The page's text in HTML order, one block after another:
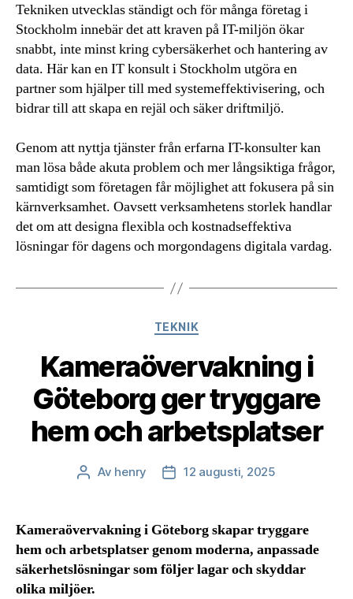
Tekniken utvecklas ständigt och för många företag i
Stockholm innebär det att kraven på IT-miljön ökar
snabbt, inte minst kring cybersäkerhet och hantering av
data. Här kan en IT konsult i Stockholm utgöra en
partner som hjälper till med systemeffektivisering, och
bidrar till att skapa en rejäl och säker driftmiljö.
Genom att nyttja tjänster från erfarna IT-konsulter kan
man lösa både akuta problem och mer långsiktiga frågor,
samtidigt som företagen får möjlighet att fokusera på sin
kärnverksamhet. Oavsett verksamhetens storlek handlar
det om att designa flexibla och kostnadseffektiva
lösningar för dagens och morgondagens digitala vardag.
Kategorier
TEKNIK
Kameraövervakning i
Göteborg ger tryggare
hem och arbetsplatser
Inläggsförfattare
Av henry Inläggsdatum
12 augusti, 2025
Kameraövervakning i Göteborg skapar tryggare
hem och arbetsplatser genom moderna, anpassade
säkerhetslösningar som följer lagar och skyddar
olika miljöer.